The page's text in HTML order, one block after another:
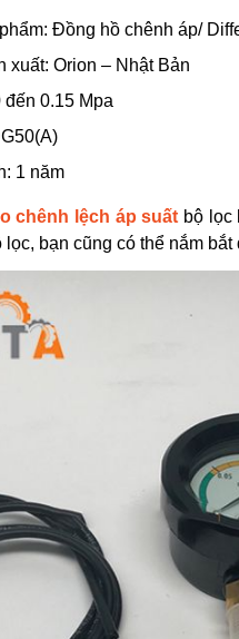
Đồng hồ chênh áp/
xuất: Orion – Nhật Bản
đến 0.15 Mpa
1 năm
chênh lệch áp suất bộ lọc
lọc, bạn cũng có thể nắm